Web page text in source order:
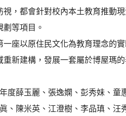
都會針對校內本土教育推動現
等項目。
以原住民文化為教育理念的實
新建構，發展一套屬於博屋瑪
薛玉麗、張逸嫻、彭秀妹、童
、陳米英、江澄樹、李品瑱、汪